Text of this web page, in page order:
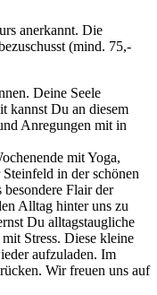
anerkannt. Die
(mind. 75,-
Deine Seele
kannst Du an diesem
Anregungen mit in
mit Yoga,
in der schönen
Flair der
Alltag hinter uns zu
Du alltagstaugliche
Stress. Diese kleine
aufzuladen. Im
Wir freuen uns auf